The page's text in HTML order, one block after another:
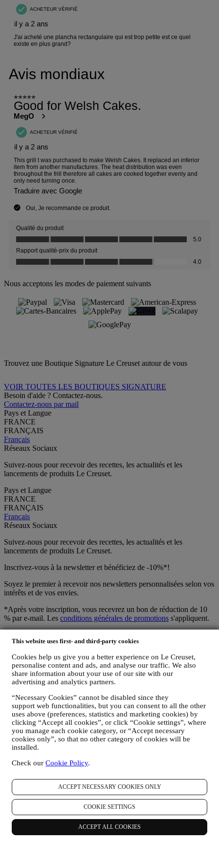
This website uses first- and third-party cookies
Cookies help us give you a better experience on Le Creuset,
personalise content and ads, and analyse our traffic. We also
share information about your use of our site with our
advertising and analytics partners.
“Necessary Cookies” cannot be disabled since they
support web functionalities, but you can consent to all the other
uses above (preferences, statistics and marketing cookies) by
clicking “Accept all cookies”, or click “Cookie settings”, where
you manage each cookie category, or “Accept necessary
cookies only”, so that no other category of cookies will be
installed.
Check our Cookie Policy.
ACCEPT NECESSARY COOKIES ONLY
COOKIE SETTINGS
ACCEPT ALL COOKIES
Nous acceptons les modes de paiement suivants
Trouvez une Boutique Signature Le Creuset autour de vous
VOIR TOUTES LES BOUTIQUES SIGNATURE
Besoin d'aide ? Contactez-nous.
Contactez-nous par mail
Pays et Langue
FRANCE
FRANÇAIS
Français
Réseaux Sociaux
Suivez-nous pour recevoir des recettes, les actualités et les
lancements de produits Le Creuset.
Pays et Langue
FRANCE
FRANÇAIS
Français
Réseaux Sociaux
Suivez-nous pour recevoir des recettes, les actualités et les
lancements de produits Le Creuset.
Inscrivez-vous à la newsletter et bénéficiez de -10%*!
Soyez le premier à recevoir nos newsletters personnalisées selon vos
intérêts et de vos envies.
*Après votre inscription, vous recevrez un bon de réduction de 10
% par e-mail. Les conditions générales de promotions s'appliquent.
En vous inscrivant, vous consentez à ce que Le Creuset France et
Le Creuset Group AG gèrent vos données en tant que responsables
conjoints du traitement des données.Politique de confidentialité.
Vous recevrez bientôt des nouvelles de Le Creuset.
Produits
Cuisine & Pâtisserie
Service de table
Les indispensables de la Cuisine
Cadeaux
Nos Histoires
Carte Cadeau
À propos de Le Creuset